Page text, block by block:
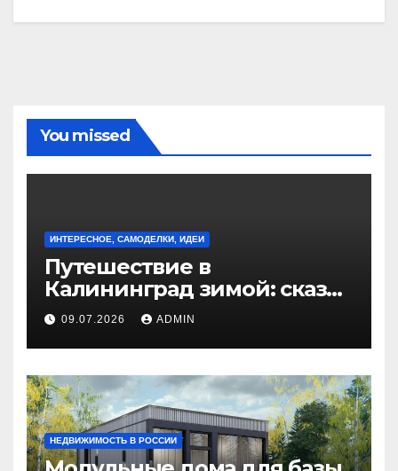
You missed
ИНТЕРЕСНОЕ, САМОДЕЛКИ, ИДЕИ
Путешествие в
Калининград зимой: сказка
на берегу Балтийского
моря
09.07.2026 ADMIN
НЕДВИЖИМОСТЬ В РОССИИ